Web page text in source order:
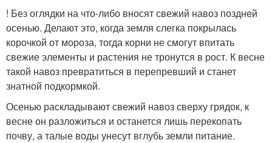
! Без оглядки на что-либо вносят свежий навоз поздней
осенью. Делают это, когда земля слегка покрылась
корочкой от мороза, тогда корни не смогут впитать
свежие элементы и растения не тронутся в рост. К весне
такой навоз превратиться в перепревший и станет
знатной подкормкой.
Осенью раскладывают свежий навоз сверху грядок, к
весне он разложиться и останется лишь перекопать
почву, а талые воды унесут вглубь земли питание.